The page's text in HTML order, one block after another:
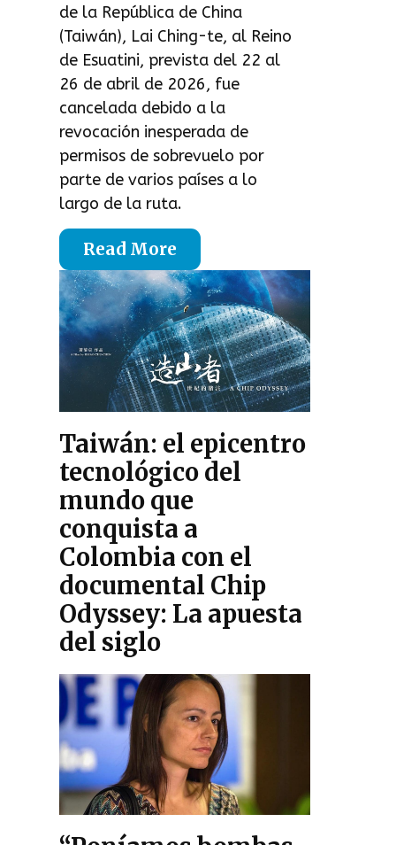
de la República de China
(Taiwán), Lai Ching-te, al Reino
de Esuatini, prevista del 22 al
26 de abril de 2026, fue
cancelada debido a la
revocación inesperada de
permisos de sobrevuelo por
parte de varios países a lo
largo de la ruta.
Read More
Taiwán: el epicentro
tecnológico del
mundo que
conquista a
Colombia con el
documental Chip
Odyssey: La apuesta
del siglo